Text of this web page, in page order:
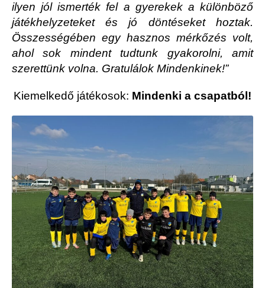
ilyen jól ismerték fel a gyerekek a különböző
játékhelyzeteket és jó döntéseket hoztak.
Összességében egy hasznos mérkőzés volt,
ahol sok mindent tudtunk gyakorolni, amit
szerettünk volna. Gratulálok Mindenkinek!”
Kiemelkedő játékosok: Mindenki a csapatból!